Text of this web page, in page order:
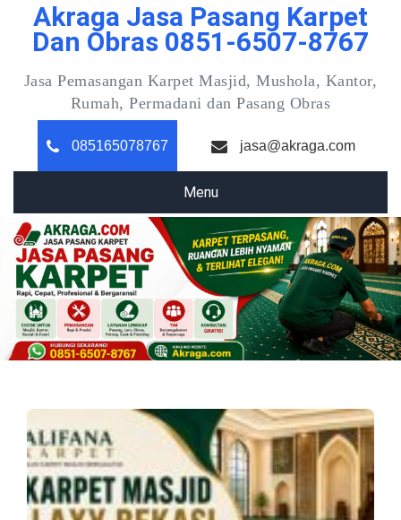
content
Akraga Jasa Pasang Karpet
Dan Obras 0851-6507-8767
Jasa Pemasangan Karpet Masjid, Mushola, Kantor,
Rumah, Permadani dan Pasang Obras
085165078767 jasa@akraga.com
Menu